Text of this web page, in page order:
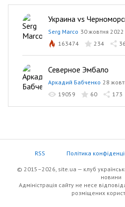
Украина vs
Serg Marco 30 жовтня
163474
234
Северное Эмбало
Аркадий Бабченко 28
19059
60 173
RSS Політика
© 2015–2026, site.ua — клуб
новини
Адміністрація сайту не несе
розміщених